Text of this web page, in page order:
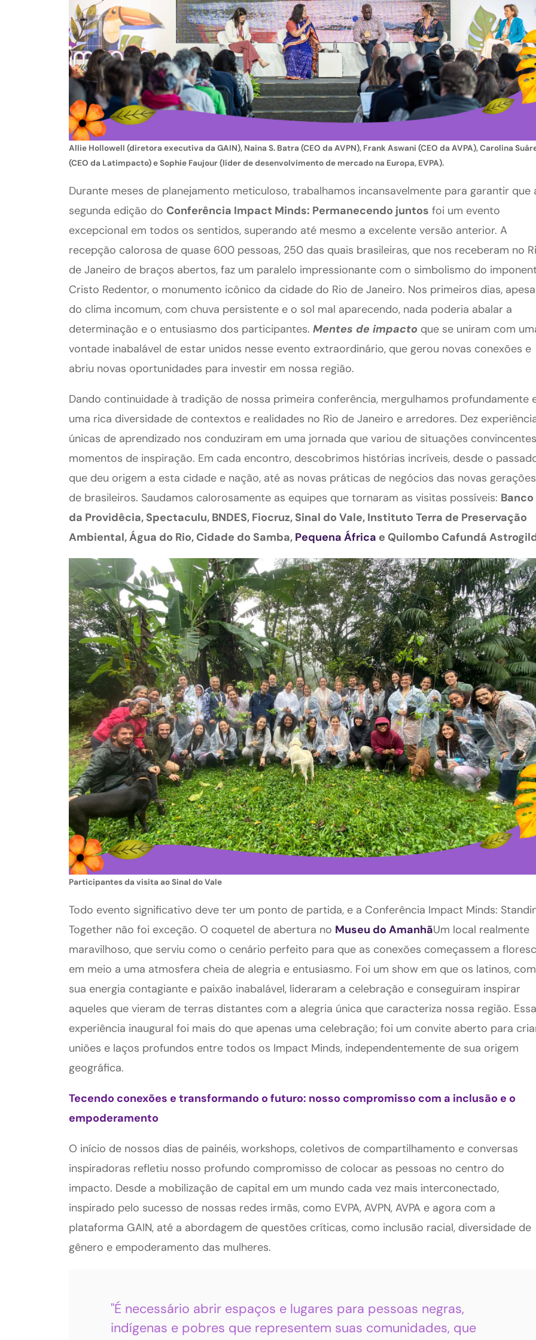
Allie Hollowell (diretora executiva da GAIN), Naina S. Batra (CEO da AVPN), Frank Aswani (CEO da AVPA), Carolina
(CEO da Latimpacto) e Sophie Faujour (líder de desenvolvimento de mercado na Europa, EVPA).
Durante meses de planejamento meticuloso, trabalhamos incansavelmente para garantir que
segunda edição do Conferência Impact Minds: Permanecendo juntos foi um evento
excepcional em todos os sentidos, superando até mesmo a excelente versão anterior. A
recepção calorosa de quase 600 pessoas, 250 das quais brasileiras, que nos receberam no
de Janeiro de braços abertos, faz um paralelo impressionante com o simbolismo do
Cristo Redentor, o monumento icônico da cidade do Rio de Janeiro. Nos primeiros dias,
do clima incomum, com chuva persistente e o sol mal aparecendo, nada poderia abalar a
determinação e o entusiasmo dos participantes. Mentes de impactoque se uniram com
vontade inabalável de estar unidos nesse evento extraordinário, que gerou novas conexões e
abriu novas oportunidades para investir em nossa região.
Dando continuidade à tradição de nossa primeira conferência, mergulhamos profundamente
uma rica diversidade de contextos e realidades no Rio de Janeiro e arredores. Dez
únicas de aprendizado nos conduziram em uma jornada que variou de situações
momentos de inspiração. Em cada encontro, descobrimos histórias incríveis, desde o
que deu origem a esta cidade e nação, até as novas práticas de negócios das novas gerações
de brasileiros. Saudamos calorosamente as equipes que tornaram as visitas possíveis: Banco
da Providêcia, Spectaculu, BNDES, Fiocruz, Sinal do Vale, Instituto Terra de Preservação
Ambiental, Água do Rio, Cidade do Samba, Pequena África e Quilombo Cafundá
Participantes da visita ao Sinal do Vale
Todo evento significativo deve ter um ponto de partida, e a Conferência Impact Minds:
Together não foi exceção. O coquetel de abertura no Museu do AmanhãUm local realmente
maravilhoso, que serviu como o cenário perfeito para que as conexões começassem a
em meio a uma atmosfera cheia de alegria e entusiasmo. Foi um show em que os latinos, com
sua energia contagiante e paixão inabalável, lideraram a celebração e conseguiram inspirar
aqueles que vieram de terras distantes com a alegria única que caracteriza nossa região. Essa
experiência inaugural foi mais do que apenas uma celebração; foi um convite aberto para
uniões e laços profundos entre todos os Impact Minds, independentemente de sua origem
geográfica.
Tecendo conexões e transformando o futuro: nosso compromisso com a inclusão e o
empoderamento
O início de nossos dias de painéis, workshops, coletivos de compartilhamento e conversas
inspiradoras refletiu nosso profundo compromisso de colocar as pessoas no centro do
impacto. Desde a mobilização de capital em um mundo cada vez mais interconectado,
inspirado pelo sucesso de nossas redes irmãs, como EVPA, AVPN, AVPA e agora com a
plataforma GAIN, até a abordagem de questões críticas, como inclusão racial, diversidade de
gênero e empoderamento das mulheres.
"É necessário abrir espaços e lugares para pessoas negras,
indígenas e pobres que representem suas comunidades, que